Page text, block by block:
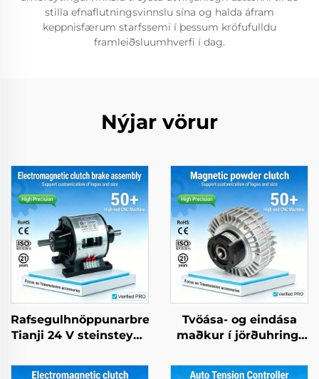
stilla efnaflutningsvinnslu sína og halda áfram
keppnisfærum starfssemi í þessum kröfufulldu
framleiðsluumhverfi í dag.
Nýjar vörur
Rafsegulhnöppunarbremusamsetning
Tianji 24 V steinsteypa
afritunaraftöku
Tvöása- og eindása
maðkur í jörðuhringi
deili, 24 V,